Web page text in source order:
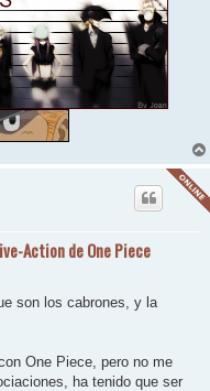
Action de One Piece
son los cabrones, y la
One Piece, pero no me
ha tenido que ser